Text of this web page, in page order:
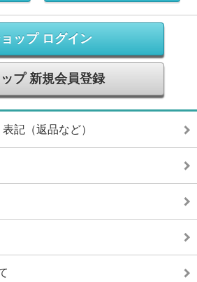
ップ ログイン
プ 新規会員登録
記（返品など）